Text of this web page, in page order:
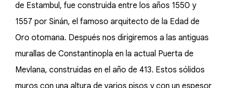
de Estambul, fue construida entre los años 1550 y
1557 por Sinán, el famoso arquitecto de la Edad de
Oro otomana. Después nos dirigiremos a las antiguas
murallas de Constantinopla en la actual Puerta de
Mevlana, construidas en el año de 413. Estos sólidos
muros con una altura de varios pisos y con un espesor